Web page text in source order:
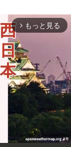
arrow_forward_ios もっと見る